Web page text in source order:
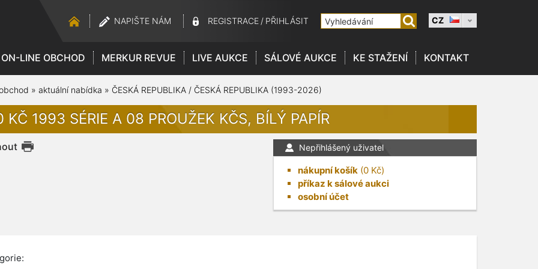
NAPIŠTE NÁM REGISTRACE / PŘIHLÁSIT CZ
ON-LINE OBCHOD MERKUR REVUE LIVE AUKCE SÁLOVÉ AUKCE KE STAŽENÍ KONTAKT
» aktuální nabídka » ČESKÁ REPUBLIKA / ČESKÁ REPUBLIKA (1993-2026)
KČ 1993 SÉRIE A 08 PROUŽEK KČS, BÍLÝ PAPÍR
Nepřihlášený uživatel
nákupní košík (0 Kč)
příkaz k sálové aukci
osobní účet